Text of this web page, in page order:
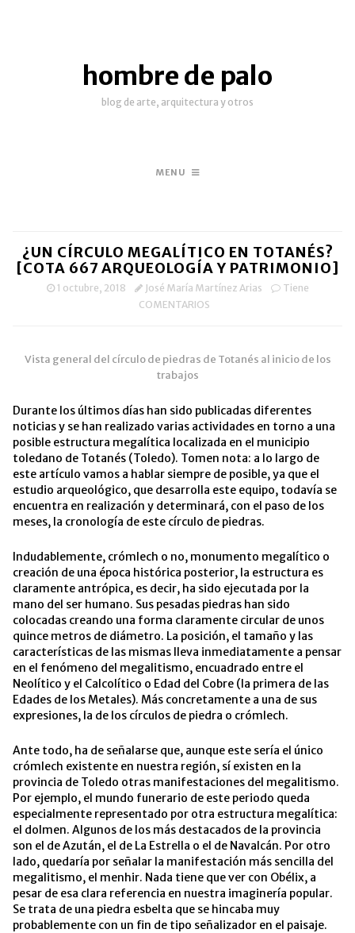
hombre de palo
blog de arte, arquitectura y otros
MENU
¿UN CÍRCULO MEGALÍTICO EN TOTANÉS?
[COTA 667 ARQUEOLOGÍA Y PATRIMONIO]
1 octubre, 2018 José María Martínez Arias
Tiene
COMENTARIOS
Vista general del círculo de piedras de Totanés al inicio de los
trabajos
Durante los últimos días han sido publicadas diferentes
noticias y se han realizado varias actividades en torno a una
posible estructura megalítica localizada en el municipio
toledano de Totanés (Toledo). Tomen nota: a lo largo de
este artículo vamos a hablar siempre de posible, ya que el
estudio arqueológico, que desarrolla este equipo, todavía se
encuentra en realización y determinará, con el paso de los
meses, la cronología de este círculo de piedras.
Indudablemente, crómlech o no, monumento megalítico o
creación de una época histórica posterior, la estructura es
claramente antrópica, es decir, ha sido ejecutada por la
mano del ser humano. Sus pesadas piedras han sido
colocadas creando una forma claramente circular de unos
quince metros de diámetro. La posición, el tamaño y las
características de las mismas lleva inmediatamente a pensar
en el fenómeno del megalitismo, encuadrado entre el
Neolítico y el Calcolítico o Edad del Cobre (la primera de las
Edades de los Metales). Más concretamente a una de sus
expresiones, la de los círculos de piedra o crómlech.
Ante todo, ha de señalarse que, aunque este sería el único
crómlech existente en nuestra región, sí existen en la
provincia de Toledo otras manifestaciones del megalitismo.
Por ejemplo, el mundo funerario de este periodo queda
especialmente representado por otra estructura megalítica:
el dolmen. Algunos de los más destacados de la provincia
son el de Azután, el de La Estrella o el de Navalcán. Por otro
lado, quedaría por señalar la manifestación más sencilla del
megalitismo, el menhir. Nada tiene que ver con Obélix, a
pesar de esa clara referencia en nuestra imaginería popular.
Se trata de una piedra esbelta que se hincaba muy
probablemente con un fin de tipo señalizador en el paisaje.